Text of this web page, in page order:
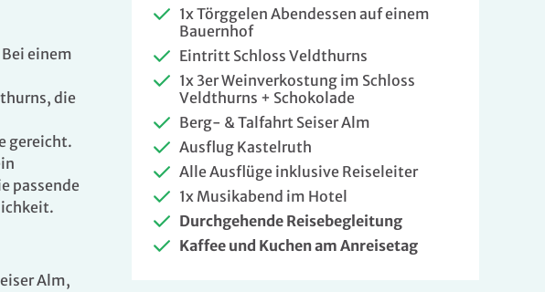
799 € ZUR BUCHUNG
einem
die
gereicht.
passende
Alm,
1x Törggelen Abendessen auf einem
Bauernhof
Eintritt Schloss Veldthurns
1x 3er Weinverkostung im Schloss
Veldthurns + Schokolade
Berg- & Talfahrt Seiser Alm
Ausflug Kastelruth
Alle Ausflüge inklusive Reiseleiter
1x Musikabend im Hotel
Durchgehende Reisebegleitung
Kaffee und Kuchen am Anreisetag